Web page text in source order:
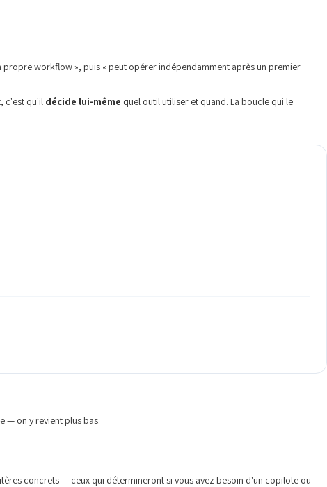
propre workflow », puis « peut opérer indépendamment après un premier
c'est qu'il décide lui-même quel outil utiliser et quand. La boucle qui le
— on y revient plus bas.
concrets — ceux qui détermineront si vous avez besoin d'un copilote ou